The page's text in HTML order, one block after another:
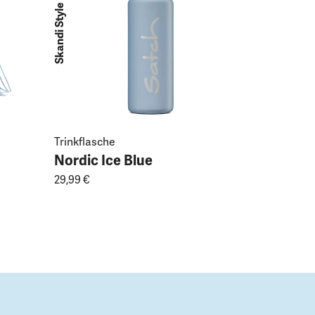
Skandi Style
Trinkflasche
Nordic Ice Blue
29,99 €